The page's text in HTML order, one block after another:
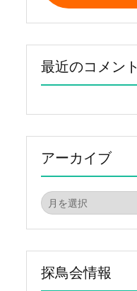
最近のコメント
アーカイブ
ア
ー
カ
イ
ブ
探鳥会情報